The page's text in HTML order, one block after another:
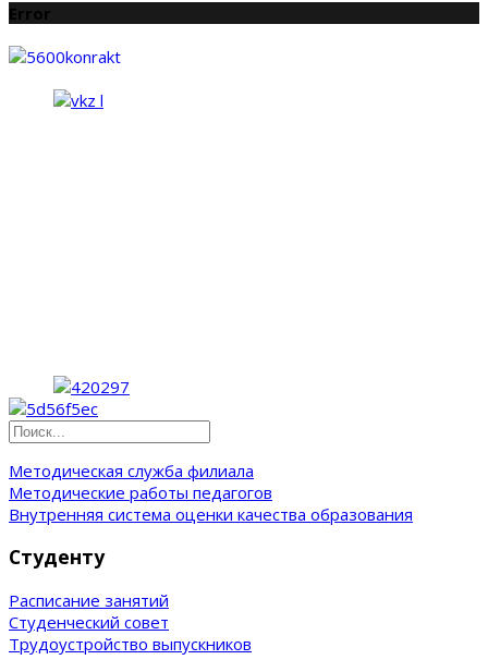
Error
Методическая служба филиала
Методические работы педагогов
Внутренняя система оценки качества образования
Студенту
Расписание занятий
Студенческий совет
Трудоустройство выпускников